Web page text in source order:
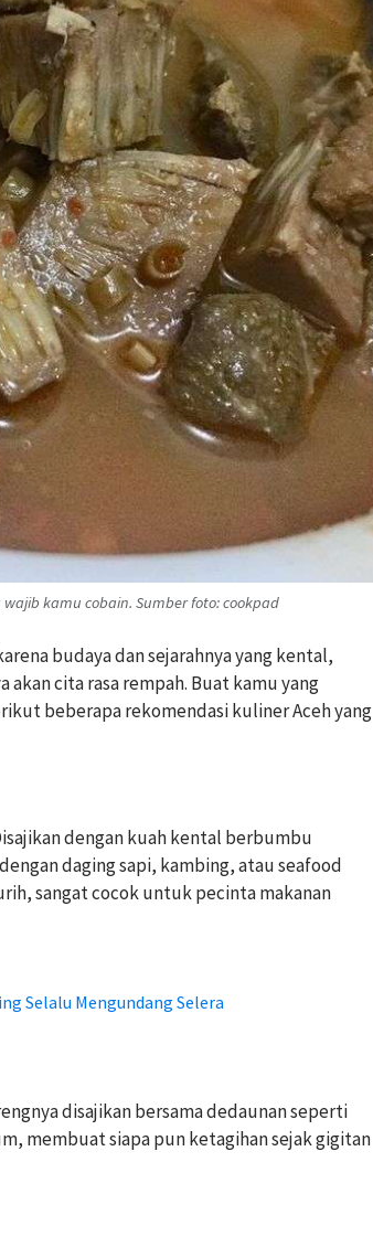
kamu cobain. Sumber foto: cookpad
budaya dan sejarahnya yang kental,
cita rasa rempah. Buat kamu yang
beberapa rekomendasi kuliner Aceh yang
dengan kuah kental berbumbu
daging sapi, kambing, atau seafood
sangat cocok untuk pecinta makanan
Selalu Mengundang Selera
disajikan bersama dedaunan seperti
membuat siapa pun ketagihan sejak gigitan